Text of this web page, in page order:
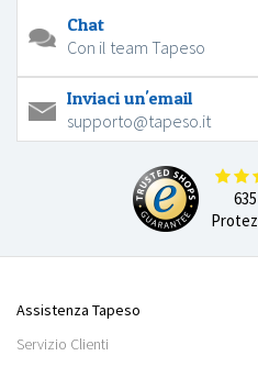
Chat
Con il team Tapeso
Inviaci un'email
supporto@tapeso.it
Assistenza Tapeso
Servizio Clienti